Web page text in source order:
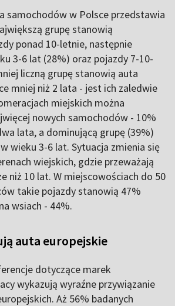
samochodów w Polsce przedstawia
grupę stanowią
ponad 10-letnie, następnie
3-6 lat (28%) oraz pojazdy 7-10-
liczną grupę stanowią auta
mniej niż 2 lata - jest ich zaledwie
miejskich można
nowych samochodów - 10%
lata, a dominującą grupę (39%)
wieku 3-6 lat. Sytuacja zmienia się
wiejskich, gdzie przeważają
niż 10 lat. W miejscowościach do 50
takie pojazdy stanowią 47%
wsiach - 44%.
auta europejskie
dotyczące marek
wykazują wyraźne przywiązanie
Aż 56% badanych